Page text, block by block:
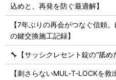
込めと、再発を防ぐ最適解】
【7年ぶりの再会がつなぐ信頼
の鍵交換施工記録】
🔧【サッシクレセント錠の“舐め
【刺さらないMUL‑T‑LOCKを